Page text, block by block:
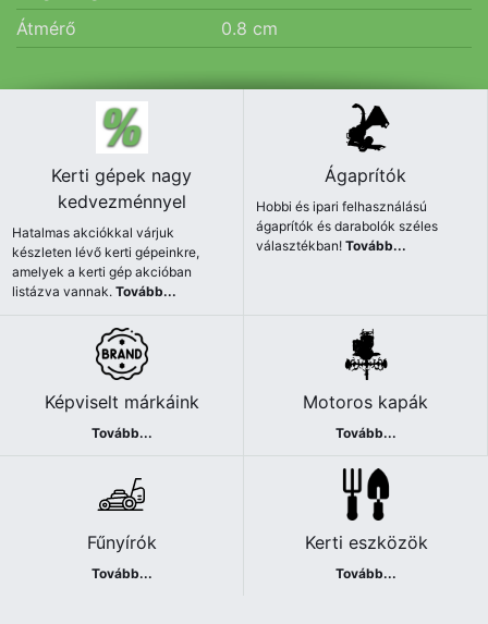
Átmérő
0.8 cm
Kerti gépek nagy
kedvezménnyel
Hatalmas akciókkal várjuk
készleten lévő kerti gépeinkre,
amelyek a kerti gép akcióban
listázva vannak.Tovább...
Ágaprítók
Hobbi és ipari felhasználású
ágaprítók és darabolók széles
választékban!Tovább...
Képviselt márkáink
Tovább...
Motoros kapák
Tovább...
Fűnyírók
Tovább...
Kerti eszközök
Tovább...